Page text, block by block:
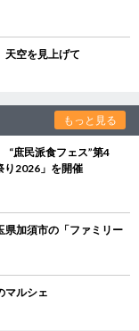
天空を見上げて
もっと見る
“庶民派食フェス”第4
り2026」を開催
加須市の「ファミリー
マルシェ